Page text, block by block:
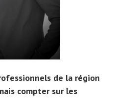
de la région
compter sur les